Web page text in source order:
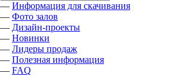
— Информация для скачивания
— Фото залов
— Дизайн-проекты
— Новинки
— Лидеры продаж
— Полезная информация
— FAQ